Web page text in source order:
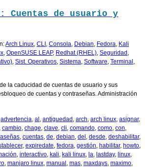
Cuentas de usuario y
Arch Linux CLI Consola Debian Fedora Kali
OpenSUSE LEAP, Redhat (RHEL) Seguridad
Sist. Operativos Sistema Software Terminal
la caducidad de cuentas de usuario y sus
de cuentas y contraseñas. Administración
advertencia al antiguedad arch arch linux asignar,
cambio chage clave cli comando como con
cuentas de debian del desde deshabilitar,
, expiredate fedora gestión habilitar, howto
interactivo kali kali linux la lastday, linux
manjaro linux manual mas maxdays maximo